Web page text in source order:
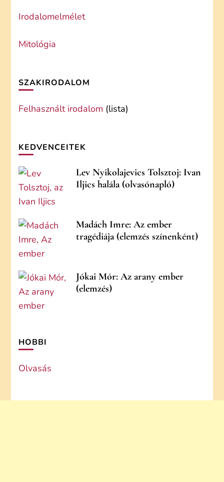
Irodalomelmélet
Mitológia
SZAKIRODALOM
Felhasznált irodalom (lista)
KEDVENCEITEK
Lev Nyikolajevics Tolsztoj: Ivan
Iljics halála (olvasónapló)
Madách Imre: Az ember
tragédiája (elemzés színenként)
Jókai Mór: Az arany ember
(elemzés)
HOBBI
Olvasás